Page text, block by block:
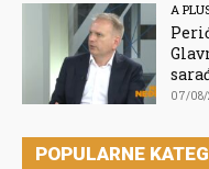
A
07/
POPULARNE